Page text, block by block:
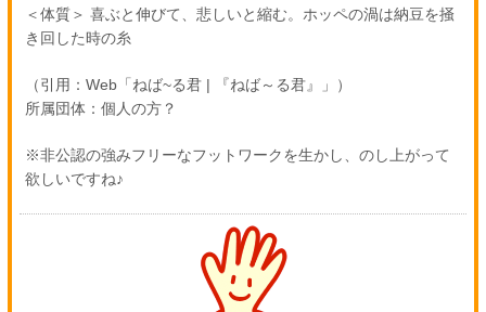
＜体質＞ 喜ぶと伸びて、悲しいと縮む。ホッペの渦は納豆を掻
き回した時の糸
（引用：Web「ねば~る君 | 『ねば～る君』」）
所属団体：個人の方？
※非公認の強みフリーなフットワークを生かし、のし上がって
欲しいですね♪